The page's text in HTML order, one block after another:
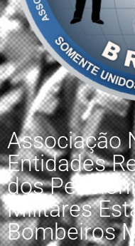
Associação
Entidades
dos
Militares
Bombeiros